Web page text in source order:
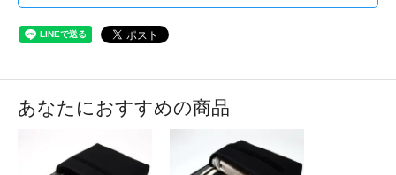
あなたにおすすめの商品